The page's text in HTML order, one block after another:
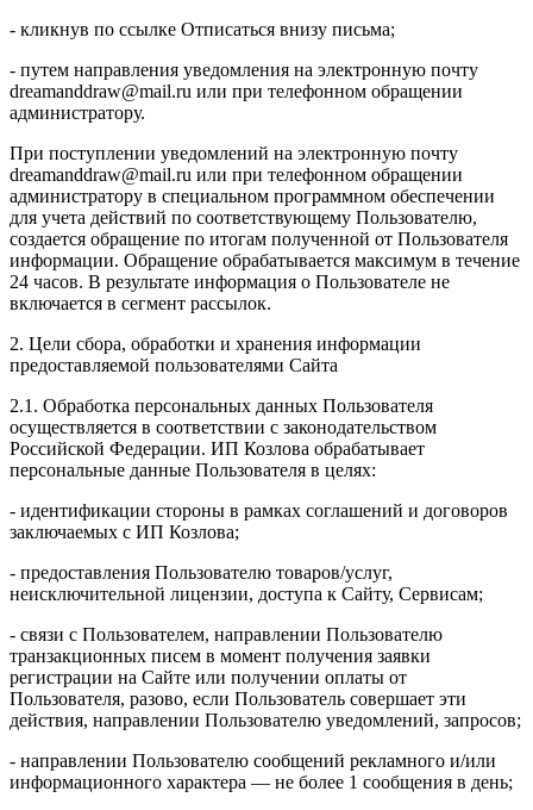
- кликнув по ссылке Отписаться внизу письма;
- путем направления уведомления на электронную почту
dreamanddraw@mail.ru или при телефонном обращении
администратору.
При поступлении уведомлений на электронную почту
dreamanddraw@mail.ru или при телефонном обращении
администратору в специальном программном обеспечении
для учета действий по соответствующему Пользователю,
создается обращение по итогам полученной от Пользователя
информации. Обращение обрабатывается максимум в течение
24 часов. В результате информация о Пользователе не
включается в сегмент рассылок.
2. Цели сбора, обработки и хранения информации
предоставляемой пользователями Сайта
2.1. Обработка персональных данных Пользователя
осуществляется в соответствии с законодательством
Российской Федерации. ИП Козловa обрабатывает
персональные данные Пользователя в целях:
- идентификации стороны в рамках соглашений и договоров
заключаемых с ИП Козлова;
- предоставления Пользователю товаров/услуг,
неисключительной лицензии, доступа к Сайту, Сервисам;
- связи с Пользователем, направлении Пользователю
транзакционных писем в момент получения заявки
регистрации на Сайте или получении оплаты от
Пользователя, разово, если Пользователь совершает эти
действия, направлении Пользователю уведомлений, запросов;
- направлении Пользователю сообщений рекламного и/или
информационного характера — не более 1 сообщения в день;